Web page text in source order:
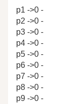
p1 ->0 -
p2 ->0 -
p3 ->0 -
p4 ->0 -
p5 ->0 -
p6 ->0 -
p7 ->0 -
p8 ->0 -
p9 ->0 -